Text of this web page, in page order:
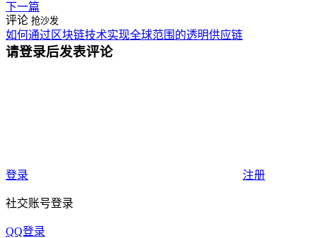
下一篇
如何通过区块链技术实现全球范围的透明供应链
评论 抢沙发
请登录后发表评论
登录 注册
社交账号登录
QQ登录